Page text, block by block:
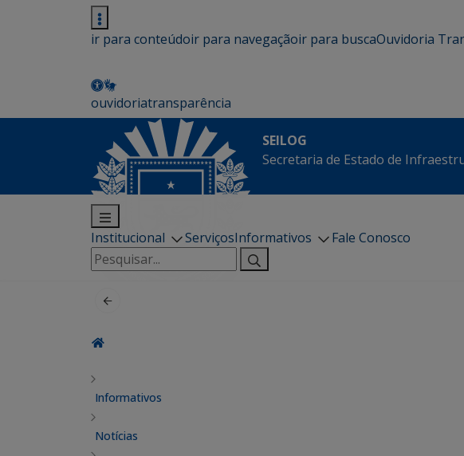
ir para conteúdoir para navegaçãoir para buscaOuvidoria
ouvidoriatransparência
SEILOG
Secretaria de Estado de
Institucional ServiçosInformativos
Fale Conosco
Pesquisar
por:
Informativos
Notícias